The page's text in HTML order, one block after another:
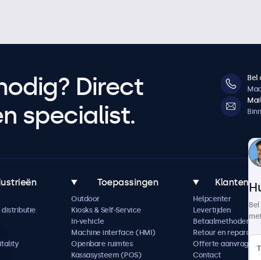
Direct
specialist.
Bel
distributie
Toepassingen
Outdoor
Kiosks & Self-Service
In-vehicle
Machine interface (HMI)
Openbare ruimtes
Kassasysteem (POS)
Helpcenter
Levertijden
Betaalmethoden
Retour en reparatie
Offerte aanvragen
Contact